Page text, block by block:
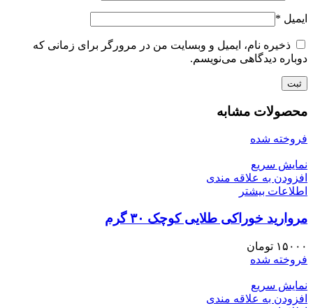
ایمیل *
ذخیره نام، ایمیل و وبسایت من در مرورگر برای زمانی که
دوباره دیدگاهی می‌نویسم.
محصولات مشابه
فروخته شده
نمایش سریع
افزودن به علاقه مندی
اطلاعات بیشتر
مروارید خوراکی طلایی کوچک ۳۰ گرم
۱۵۰۰۰ تومان
فروخته شده
نمایش سریع
افزودن به علاقه مندی